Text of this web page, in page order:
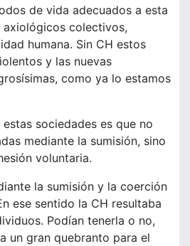
de vida adecuados a esta
colectivos,
humana. Sin CH estos
y las nuevas
como ya lo estamos
sociedades es que no
mediante la sumisión, sino
voluntaria.
la sumisión y la coerción
ese sentido la CH resultaba
Podían tenerla o no,
un gran quebranto para el